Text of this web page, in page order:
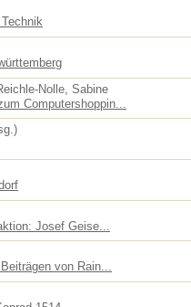
Nolle, Sabine
Computershoppin...
Josef Geise...
von Rain...